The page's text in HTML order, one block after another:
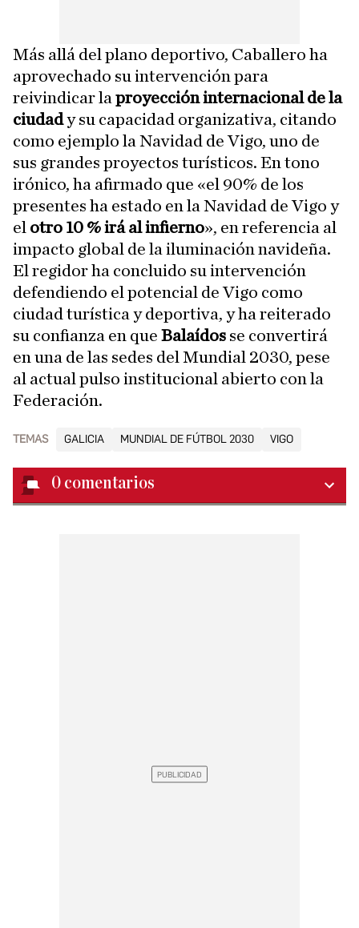
Más allá del plano deportivo, Caballero ha
aprovechado su intervención para
reivindicar la proyección internacional de la
ciudady su capacidad organizativa, citando
como ejemplo la Navidad de Vigo, uno de
sus grandes proyectos turísticos. En tono
irónico, ha afirmado que «el 90% de los
presentes ha estado en la Navidad de Vigo y
el otro 10 % irá al infierno», en referencia al
impacto global de la iluminación navideña.
El regidor ha concluido su intervención
defendiendo el potencial de Vigo como
ciudad turística y deportiva, y ha reiterado
su confianza en que Balaídos se convertirá
en una de las sedes del Mundial 2030, pese
al actual pulso institucional abierto con la
Federación.
TEMAS GALICIA MUNDIAL DE FÚTBOL 2030 VIGO
0 comentarios